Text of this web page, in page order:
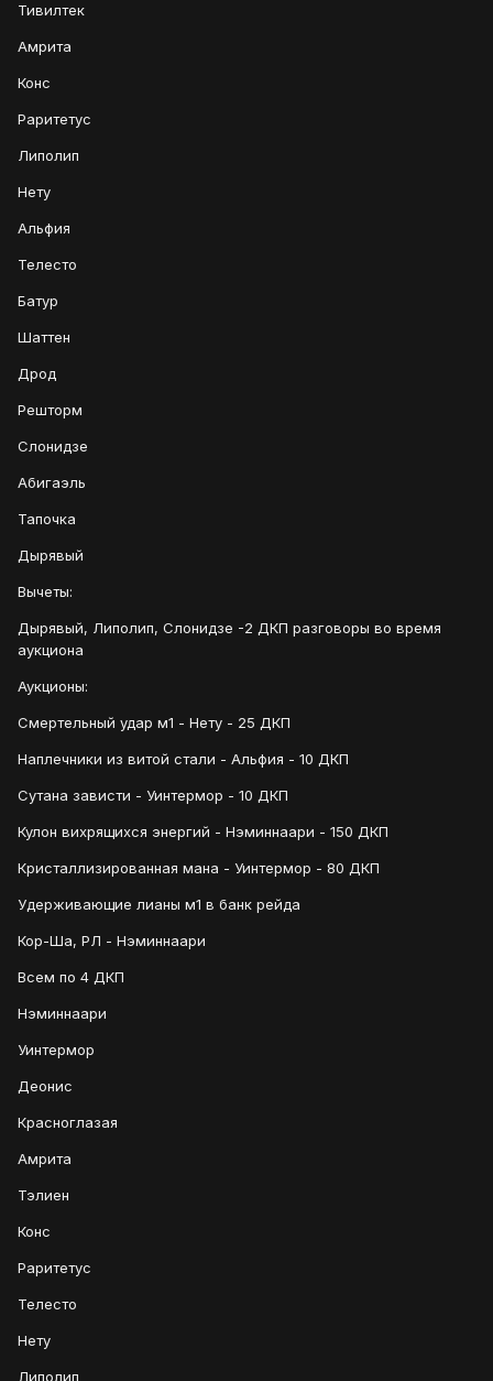
Тивилтек
Амрита
Конс
Раритетус
Липолип
Нету
Альфия
Телесто
Батур
Шаттен
Дрод
Решторм
Слонидзе
Абигаэль
Тапочка
Дырявый
Вычеты:
Дырявый, Липолип, Слонидзе -2 ДКП разговоры во время
аукциона
Аукционы:
Смертельный удар м1 - Нету - 25 ДКП
Наплечники из витой стали - Альфия - 10 ДКП
Сутана зависти - Уинтермор - 10 ДКП
Кулон вихрящихся энергий - Нэминнаари - 150 ДКП
Кристаллизированная мана - Уинтермор - 80 ДКП
Удерживающие лианы м1 в банк рейда
Кор-Ша, РЛ - Нэминнаари
Всем по 4 ДКП
Нэминнаари
Уинтермор
Деонис
Красноглазая
Амрита
Тэлиен
Конс
Раритетус
Телесто
Нету
Липолип